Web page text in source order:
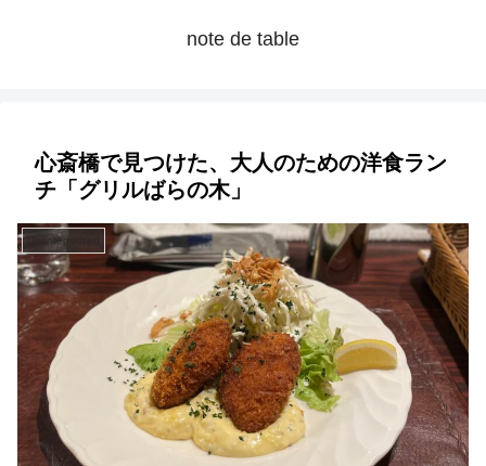
note de table
心斎橋で見つけた、大人のための洋食ラン
チ「グリルばらの木」
Uncategorized